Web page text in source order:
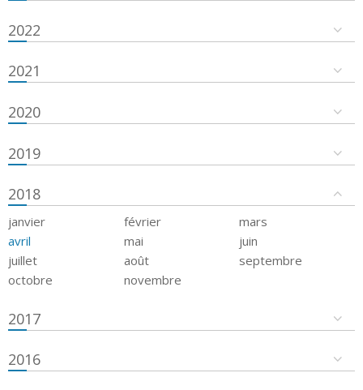
2022
2021
2020
2019
2018
janvier février
mars
avril
mai
juin
juillet
août
septembre
octobre
novembre
2017
2016